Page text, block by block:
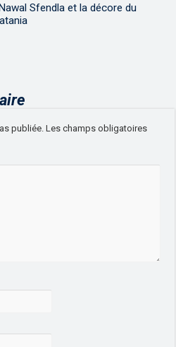
Sfendla et la décore du
publiée. Les champs obligatoires